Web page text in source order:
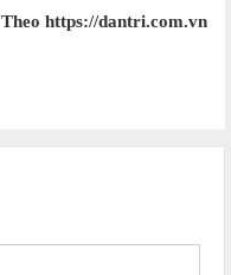
Theo https://dantri.com.vn